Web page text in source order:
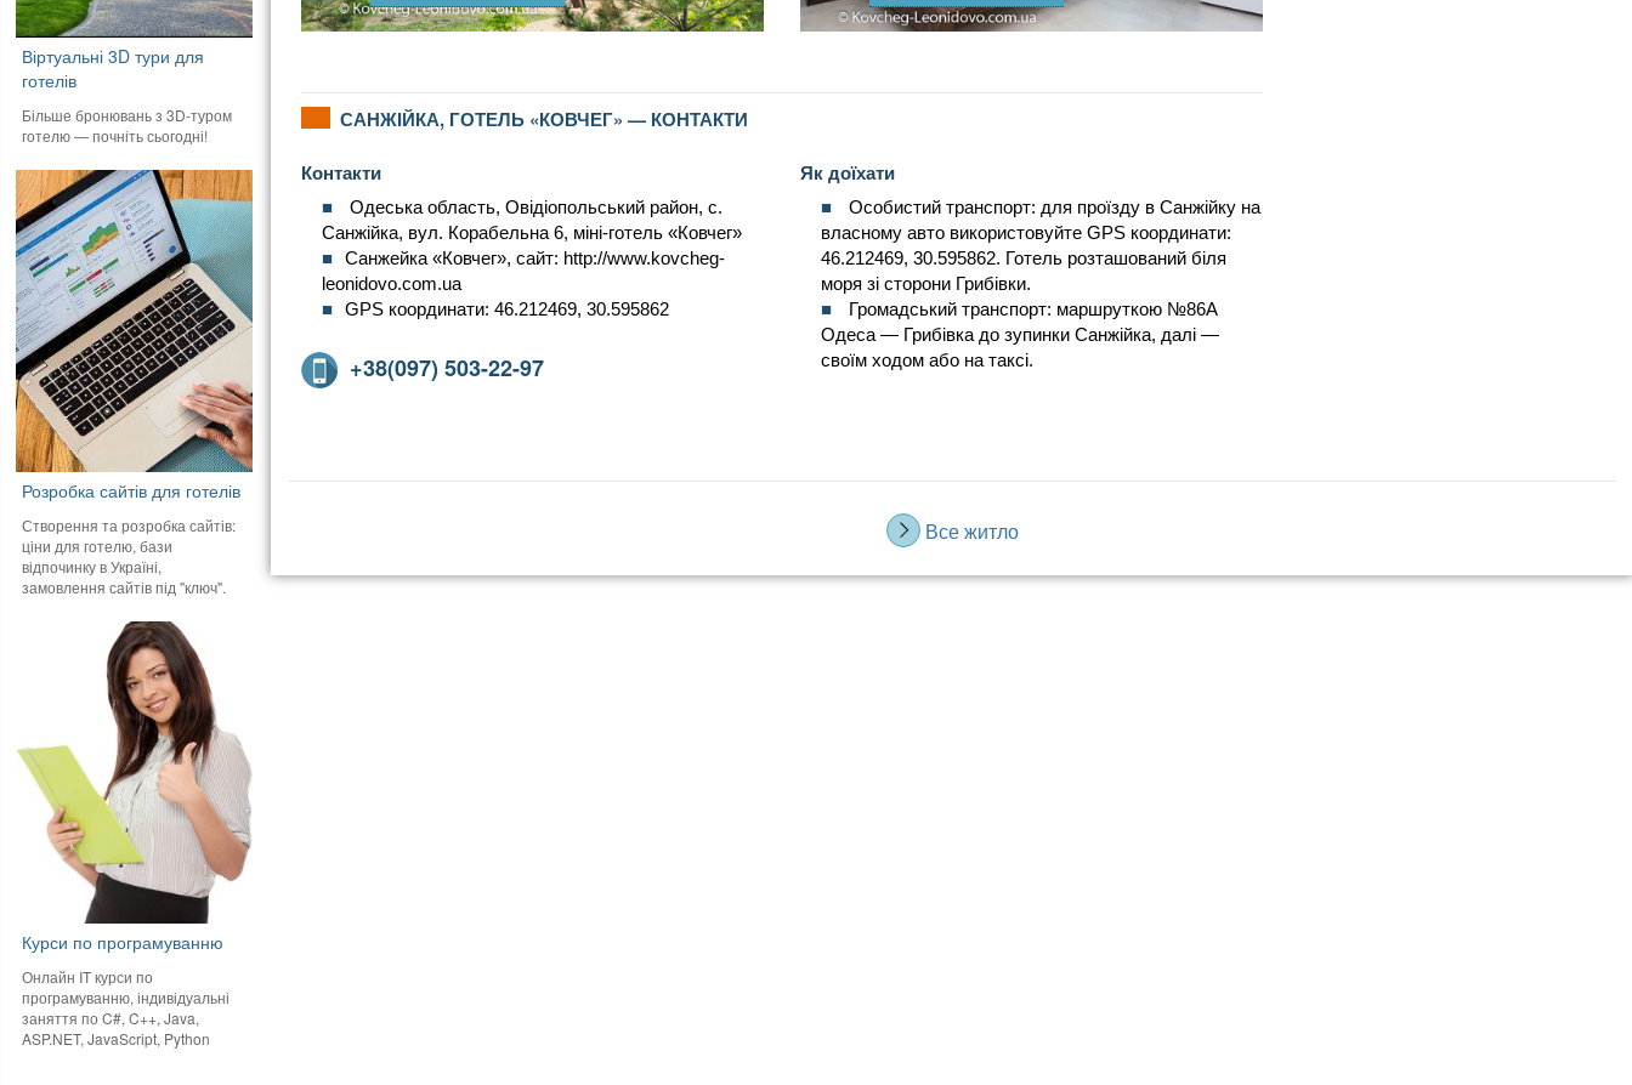
САНЖІЙКА, ГОТЕЛЬ «КОВЧЕГ» — КОНТАКТИ
Контакти
Одеська область, Овідіопольський район, с.
Санжійка, вул. Корабельна 6, міні-готель «Ковчег»
Санжейка «Ковчег», сайт: http://www.kovcheg-
leonidovo.com.ua
GPS координати: 46.212469, 30.595862
+38(097) 503-22-97
Як доїхати
Особистий транспорт: для проїзду в Санжійку на
власному авто використовуйте GPS координати:
46.212469, 30.595862. Готель розташований біля
моря зі сторони Грибівки.
Громадський транспорт: маршруткою №86А
Одеса — Грибівка до зупинки Санжійка, далі —
своїм ходом або на таксі.
Все житло
Віртуальні 3D тури для
готелів
Більше бронювань з 3D-туром
готелю — почніть сьогодні!
Розробка сайтів для готелів
Створення та розробка сайтів:
ціни для готелю, бази
відпочинку в Україні,
замовлення сайтів під "ключ".
Курси по програмуванню
Онлайн IT курси по
програмуванню, індивідуальні
заняття по C#, C++, Java,
ASP.NET, JavaScript, Python